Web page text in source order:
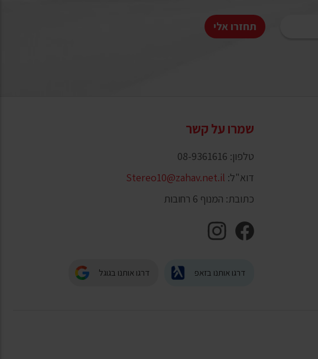
תחזרו אלי
שמרו על קשר
טלפון: 08-9361616
דוא"ל: Stereo10@zahav.net.il
כתובת: המנוף 6 רחובות
דרגו אותנו בזאפ דרגו אותנו בגוגל